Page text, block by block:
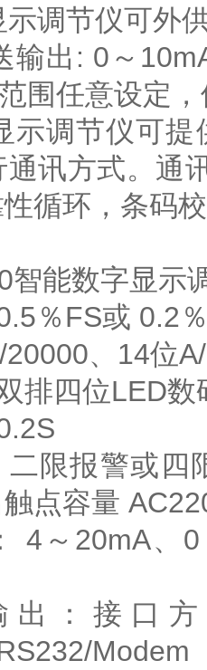
调节仪可外
输出: 0～
围任意设定
示调节仪可
讯方式。通
循环，条码
智能数字显示
％FS或 0.2
、14位A/
四位LED数
限报警或四
点容量
20mA、0
接口方
Modem